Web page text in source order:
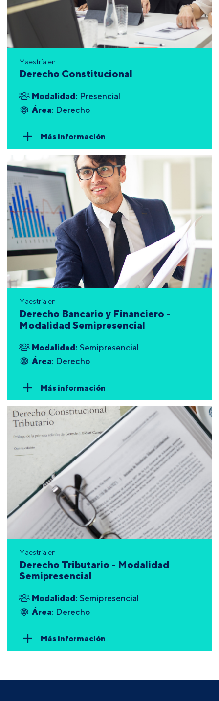
Maestría en
Derecho Constitucional
Modalidad: Presencial
Área: Derecho
Más información
Maestría en
Derecho Bancario y Financiero -
Modalidad Semipresencial
Modalidad: Semipresencial
Área: Derecho
Más información
Maestría en
Derecho Tributario - Modalidad
Semipresencial
Modalidad: Semipresencial
Área: Derecho
Más información